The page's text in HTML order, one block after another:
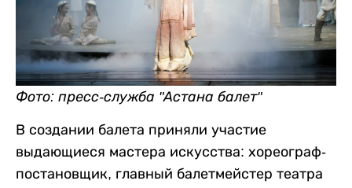
Фото: пресс-служба "Астана балет"
В создании балета приняли участие
выдающиеся мастера искусства: хореограф-
постановщик, главный балетмейстер театра